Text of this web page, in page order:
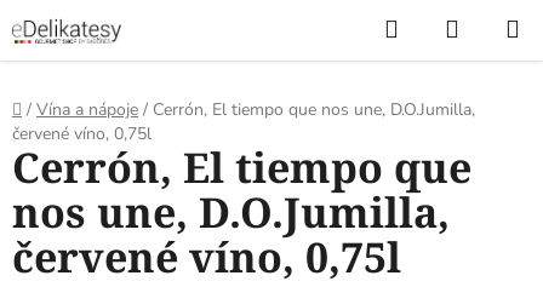
na
obsah
Hledat
KOŠÍK
Domů
/ Vína a nápoje / Cerrón, El tiempo que nos une, D.O.Jumilla,
červené víno, 0,75l
Cerrón, El tiempo que
nos une, D.O.Jumilla,
červené víno, 0,75l